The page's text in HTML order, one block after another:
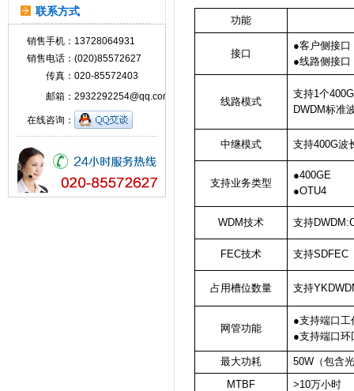
联系方式
销售手机： 13728064931
销售电话： (020)85572627
传真： 020-85572403
邮箱： 2932292254@qq.com
在线咨询：
功能
接口
●客户侧接口
●线路侧接口
线路模式
支持1个400G
DWDM标准
中继模式 支持400G波
支持业务类型
●400GE
●OTU4
WDM技术 支持
FEC技术 支持SDFEC
占用槽位数量 支持
网管功能
●支持端口工
●支持端口环
最大功耗
50W（包含
MTBF
>10万小时